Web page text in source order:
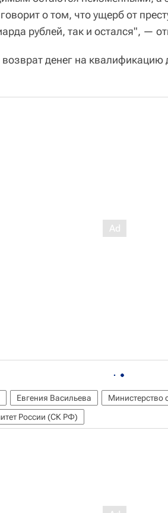
о том, что ущерб от
рублей, так и остался", —
денег на квалификацию
Евгения Васильева
России (СК РФ)